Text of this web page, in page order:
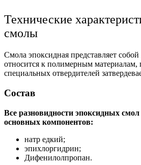
Технические
смолы
Смола эпоксидная представляет
относится к полимерным материалам,
специальных отвердителей
Состав
Все разновидности эпоксидных смол
основных компонентов:
натр едкий;
эпихлоргидрин;
Дифенилолпропан.